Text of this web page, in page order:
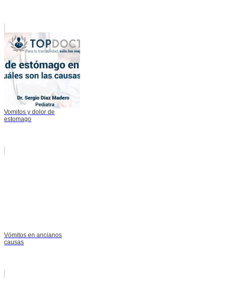
Vomitos y dolor de
estomago
Vómitos en ancianos
causas